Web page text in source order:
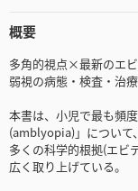
概要
多角的視点×最新のエ
弱視の病態・検査・治
本書は、小児で最も頻
(amblyopia)」について
多くの科学的根拠(エビ
広く取り上げている。